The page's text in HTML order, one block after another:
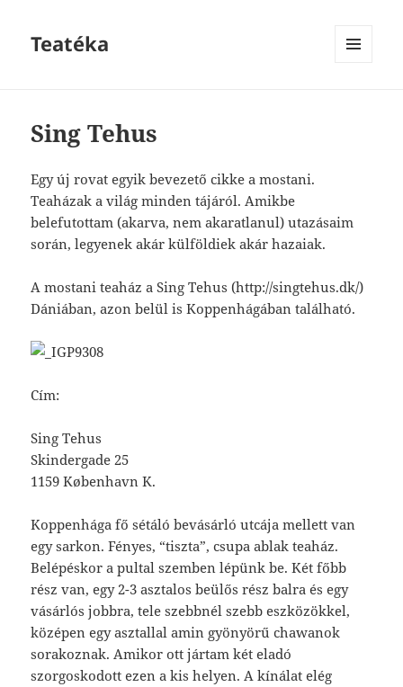
Teatéka
Sing Tehus
Egy új rovat egyik bevezető cikke a mostani.
Teaházak a világ minden tájáról. Amikbe
belefutottam (akarva, nem akaratlanul) utazásaim
során, legyenek akár külföldiek akár hazaiak.
A mostani teaház a Sing Tehus (http://singtehus.dk/)
Dániában, azon belül is Koppenhágában található.
Cím:
Sing Tehus
Skindergade 25
1159 København K.
Koppenhága fő sétáló bevásárló utcája mellett van
egy sarkon. Fényes, “tiszta”, csupa ablak teaház.
Belépéskor a pultal szemben lépünk be. Két főbb
rész van, egy 2-3 asztalos beülős rész balra és egy
vásárlós jobbra, tele szebbnél szebb eszközökkel,
középen egy asztallal amin gyönyörű chawanok
sorakoznak. Amikor ott jártam két eladó
szorgoskodott ezen a kis helyen. A kínálat elég